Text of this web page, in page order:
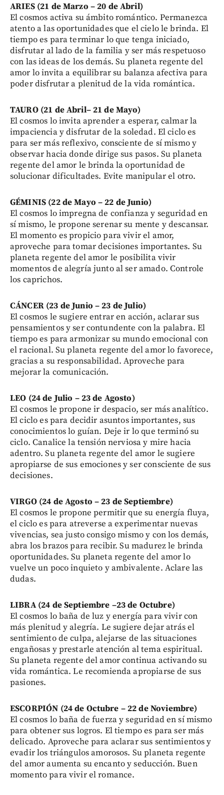
ARIES (21 de Marzo – 20 de Abril)
El cosmos activa su ámbito romántico. Permanezca
atento a las oportunidades que el cielo le brinda. El
tiempo es para terminar lo que tenga iniciado,
disfrutar al lado de la familia y ser más respetuoso
con las ideas de los demás. Su planeta regente del
amor lo invita a equilibrar su balanza afectiva para
poder disfrutar a plenitud de la vida romántica.
TAURO (21 de Abril– 21 de Mayo)
El cosmos lo invita aprender a esperar, calmar la
impaciencia y disfrutar de la soledad. El ciclo es
para ser más reflexivo, consciente de sí mismo y
observar hacia donde dirige sus pasos. Su planeta
regente del amor le brinda la oportunidad de
solucionar dificultades. Evite manipular el otro.
GÉMINIS (22 de Mayo – 22 de Junio)
El cosmos lo impregna de confianza y seguridad en
sí mismo, le propone serenar su mente y descansar.
El momento es propicio para vivir el amor,
aproveche para tomar decisiones importantes. Su
planeta regente del amor le posibilita vivir
momentos de alegría junto al ser amado. Controle
los caprichos.
CÁNCER (23 de Junio – 23 de Julio)
El cosmos le sugiere entrar en acción, aclarar sus
pensamientos y ser contundente con la palabra. El
tiempo es para armonizar su mundo emocional con
el racional. Su planeta regente del amor lo favorece,
gracias a su responsabilidad. Aproveche para
mejorar la comunicación.
LEO (24 de Julio – 23 de Agosto)
El cosmos le propone ir despacio, ser más analítico.
El ciclo es para decidir asuntos importantes, sus
conocimientos lo guían. Deje ir lo que terminó su
ciclo. Canalice la tensión nerviosa y mire hacia
adentro. Su planeta regente del amor le sugiere
apropiarse de sus emociones y ser consciente de sus
decisiones.
VIRGO (24 de Agosto – 23 de Septiembre)
El cosmos le propone permitir que su energía fluya,
el ciclo es para atreverse a experimentar nuevas
vivencias, sea justo consigo mismo y con los demás,
abra los brazos para recibir. Su madurez le brinda
oportunidades. Su planeta regente del amor lo
vuelve un poco inquieto y ambivalente. Aclare las
dudas.
LIBRA (24 de Septiembre –23 de Octubre)
El cosmos lo baña de luz y energía para vivir con
más plenitud y alegría. Le sugiere dejar atrás el
sentimiento de culpa, alejarse de las situaciones
engañosas y prestarle atención al tema espiritual.
Su planeta regente del amor continua activando su
vida romántica. Le recomienda apropiarse de sus
pasiones.
ESCORPIÓN (24 de Octubre – 22 de Noviembre)
El cosmos lo baña de fuerza y seguridad en sí mismo
para obtener sus logros. El tiempo es para ser más
delicado. Aproveche para aclarar sus sentimientos y
evadir los triángulos amorosos. Su planeta regente
del amor aumenta su encanto y seducción. Buen
momento para vivir el romance.